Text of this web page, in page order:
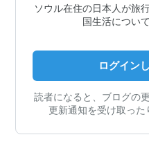
ソウル在住の日本人が旅
国生活につい
ログイン
読者になると、ブログの
更新通知を受け取った